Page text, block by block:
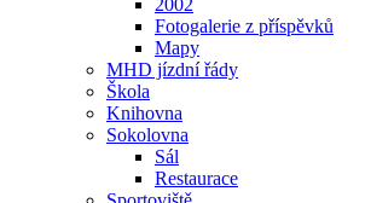
2002
Fotogalerie z příspěvků
Mapy
MHD jízdní řády
Škola
Knihovna
Sokolovna
Sál
Restaurace